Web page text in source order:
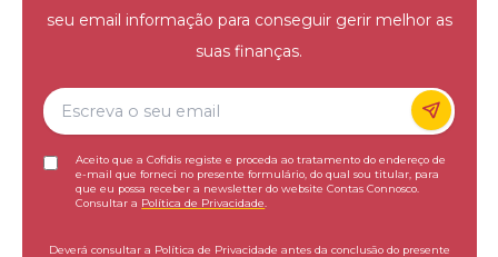
seu email informação para conseguir gerir melhor as
suas finanças.
Aceito que a Cofidis registe e proceda ao tratamento do endereço de
e-mail que forneci no presente formulário, do qual sou titular, para
que eu possa receber a newsletter do website Contas Connosco.
Consultar a Política de Privacidade
Deverá consultar a Política de Privacidade antes da conclusão do presente